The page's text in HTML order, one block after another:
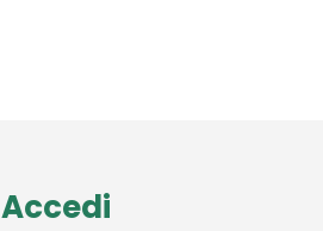
Accedi